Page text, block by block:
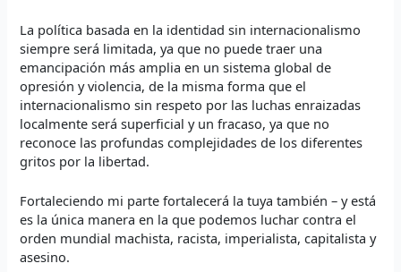
La política basada en la identidad sin internacionalismo
siempre será limitada, ya que no puede traer una
emancipación más amplia en un sistema global de
opresión y violencia, de la misma forma que el
internacionalismo sin respeto por las luchas enraizadas
localmente será superficial y un fracaso, ya que no
reconoce las profundas complejidades de los diferentes
gritos por la libertad.
Fortaleciendo mi parte fortalecerá la tuya también – y está
es la única manera en la que podemos luchar contra el
orden mundial machista, racista, imperialista, capitalista y
asesino.